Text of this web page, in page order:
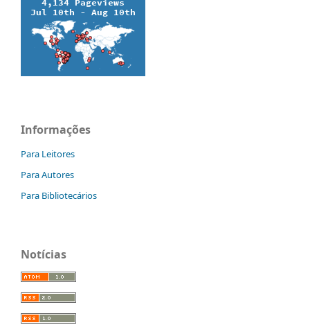
Informações
Para Leitores
Para Autores
Para Bibliotecários
Notícias